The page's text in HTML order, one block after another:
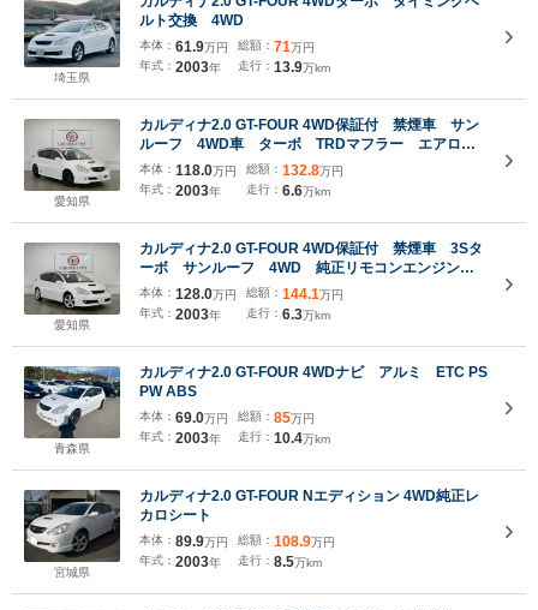
埼玉県
ルト交換 4WD
本体： 61.9万円
年式： 2003年
総額： 71万円
走行： 13.9万km
愛知県
カルディナ2.0 GT-FOUR 4WD保証付 禁煙車 サン
ルーフ 4WD車 ターボ TRDマフラー エアロパ
ーツ(F/S/R) 社外17インチアルミホイール HIDヘッ
ドライト LEDフォグライト イクリプスHDDナ
ビ バックモニター
本体： 118.0万円
年式： 2003年
総額： 132.8万円
走行： 6.6万km
愛知県
カルディナ2.0 GT-FOUR 4WD保証付 禁煙車 3Sタ
ーボ サンルーフ 4WD 純正リモコンエンジンス
ターター 純正エアロパーツ リアスポイラー 純正
17インチアルミホイール HIDヘッドライト フォグ
ライト ルーフレール ETC
本体： 128.0万円
年式： 2003年
総額： 144.1万円
走行： 6.3万km
青森県
カルディナ2.0 GT-FOUR 4WDナビ アルミ ETC PS
PW ABS
本体： 69.0万円
年式： 2003年
総額： 85万円
走行： 10.4万km
宮城県
カルディナ2.0 GT-FOUR Nエディション 4WD純正レ
カロシート
本体： 89.9万円
年式： 2003年
総額： 108.9万円
走行： 8.5万km